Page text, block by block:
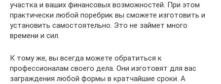
участка и ваших финансовых возможностей. При этом
практически любой поребрик вы сможете изготовить и
установить самостоятельно. Это не займет много
времени и сил.
К тому же, вы всегда можете обратиться к
профессионалам своего дела. Они изготовят для вас
заграждения любой формы в кратчайшие сроки. А